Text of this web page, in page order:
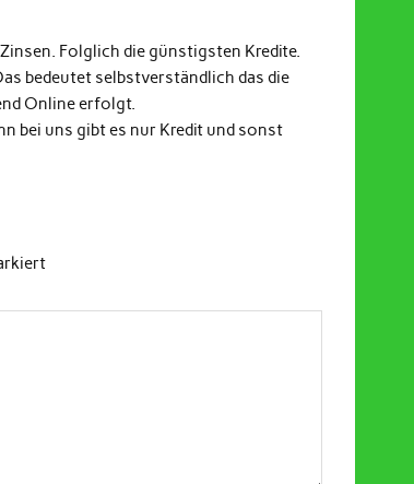
Folglich die günstigsten Kredite.
bedeutet selbstverständlich das die
Online erfolgt.
bei uns gibt es nur Kredit und sonst